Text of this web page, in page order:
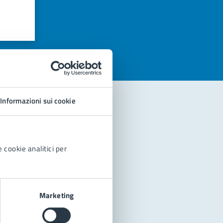
Informazioni sui cookie
cookie analitici per
Marketing